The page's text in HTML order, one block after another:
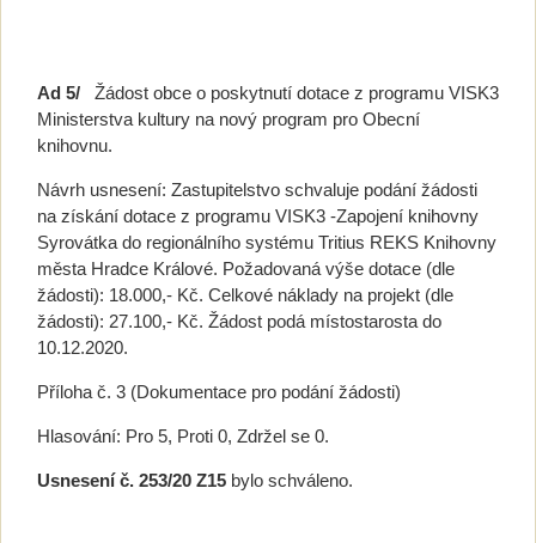
Ad 5/ Žádost obce o poskytnutí dotace z programu VISK3
Ministerstva kultury na nový program pro Obecní
knihovnu.
Návrh usnesení: Zastupitelstvo schvaluje podání žádosti
na získání dotace z programu VISK3 -Zapojení knihovny
Syrovátka do regionálního systému Tritius REKS Knihovny
města Hradce Králové. Požadovaná výše dotace (dle
žádosti): 18.000,- Kč. Celkové náklady na projekt (dle
žádosti): 27.100,- Kč. Žádost podá místostarosta do
10.12.2020.
Příloha č. 3 (Dokumentace pro podání žádosti)
Hlasování: Pro 5, Proti 0, Zdržel se 0.
Usnesení č. 253/20 Z15 bylo schváleno.